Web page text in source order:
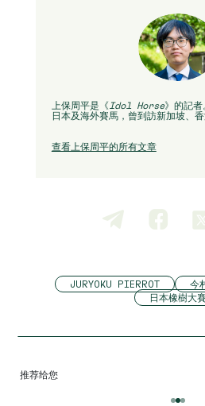
上保周平是《 Idol Horse》的記者
日本及海外賽馬，曾到訪新加坡、香
查看上保周平的所有文章
JURYOKU PIERROT 今
日本橡樹大賽
推荐给您